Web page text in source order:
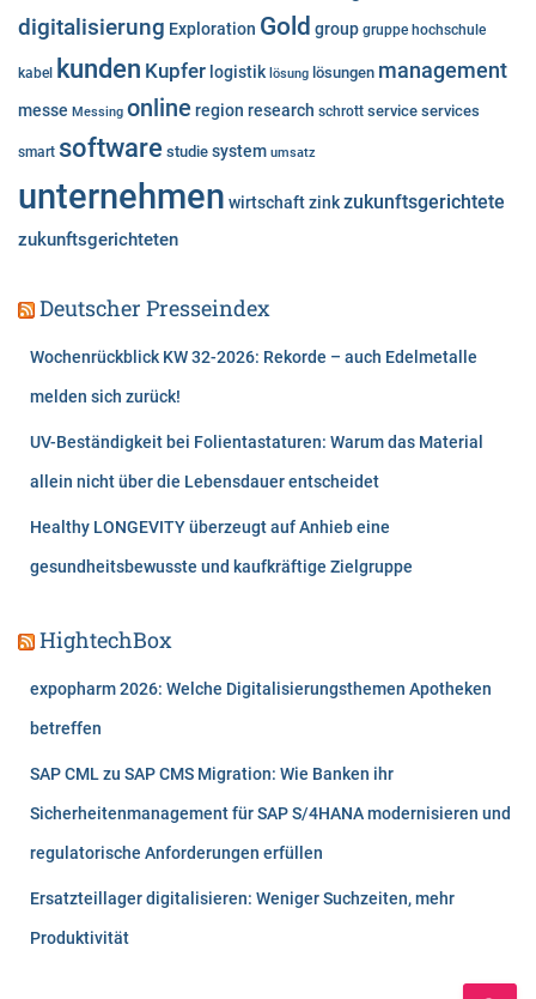
e
digitalisierung Exploration Gold group gruppe hochschule
kabel kunden Kupfer logistik lösung lösungen management
messe Messing online region research schrott service services
smart software studie system umsatz
unternehmen wirtschaftzinkzukunftsgerichtete
zukunftsgerichteten
Deutscher Presseindex
Wochenrückblick KW 32-2026: Rekorde – auch Edelmetalle
melden sich zurück!
UV-Beständigkeit bei Folientastaturen: Warum das Material
allein nicht über die Lebensdauer entscheidet
Healthy LONGEVITY überzeugt auf Anhieb eine
gesundheitsbewusste und kaufkräftige Zielgruppe
HightechBox
expopharm 2026: Welche Digitalisierungsthemen Apotheken
betreffen
SAP CML zu SAP CMS Migration: Wie Banken ihr
Sicherheitenmanagement für SAP S/4HANA modernisieren und
regulatorische Anforderungen erfüllen
Ersatzteillager digitalisieren: Weniger Suchzeiten, mehr
Produktivität